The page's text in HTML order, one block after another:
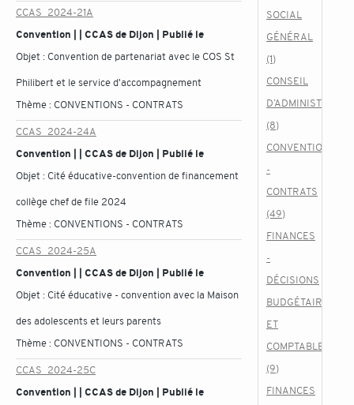
CCAS_2024-21A
Convention | | CCAS de Dijon | Publié le
Objet : Convention de partenariat avec le COS St
Philibert et le service d'accompagnement
Thème : CONVENTIONS - CONTRATS
CCAS_2024-24A
Convention | | CCAS de Dijon | Publié le
Objet : Cité éducative-convention de financement
collège chef de file 2024
Thème : CONVENTIONS - CONTRATS
CCAS_2024-25A
Convention | | CCAS de Dijon | Publié le
Objet : Cité éducative - convention avec la Maison
des adolescents et leurs parents
Thème : CONVENTIONS - CONTRATS
CCAS_2024-25C
Convention | | CCAS de Dijon | Publié le
SOCIAL
GÉNÉRAL
(1)
CONSEIL
(8)
CONVENTIONS
-
CONTRATS
(49)
FINANCES
-
DÉCISIONS
BUDGÉTAIRES
ET
COMPTABLES
(9)
FINANCES